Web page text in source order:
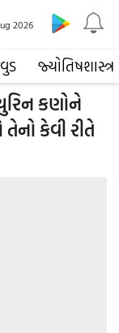
જ્યોતિષશાસ્ત્ર
2026
કણોને
કેવી રીતે